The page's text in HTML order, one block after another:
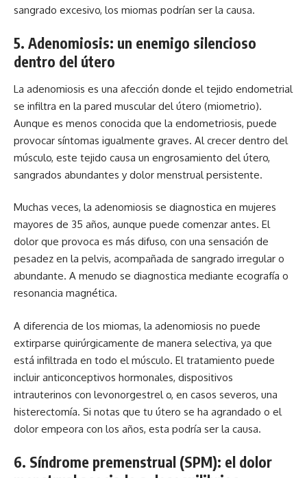
sangrado excesivo, los miomas podrían ser la causa.
5. Adenomiosis: un enemigo silencioso
dentro del útero
La adenomiosis es una afección donde el tejido endometrial
se infiltra en la pared muscular del útero (miometrio).
Aunque es menos conocida que la endometriosis, puede
provocar síntomas igualmente graves. Al crecer dentro del
músculo, este tejido causa un engrosamiento del útero,
sangrados abundantes y dolor menstrual persistente.
Muchas veces, la adenomiosis se diagnostica en mujeres
mayores de 35 años, aunque puede comenzar antes. El
dolor que provoca es más difuso, con una sensación de
pesadez en la pelvis, acompañada de sangrado irregular o
abundante. A menudo se diagnostica mediante ecografía o
resonancia magnética.
A diferencia de los miomas, la adenomiosis no puede
extirparse quirúrgicamente de manera selectiva, ya que
está infiltrada en todo el músculo. El tratamiento puede
incluir anticonceptivos hormonales, dispositivos
intrauterinos con levonorgestrel o, en casos severos, una
histerectomía. Si notas que tu útero se ha agrandado o el
dolor empeora con los años, esta podría ser la causa.
6. Síndrome premenstrual (SPM): el dolor